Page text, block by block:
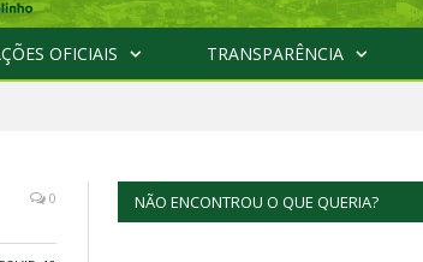
OFICIAIS TRANSPARÊNCIA
0 NÃO ENCONTROU O QUE QUERIA?